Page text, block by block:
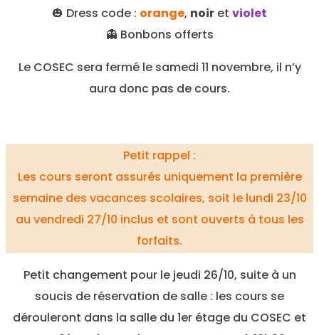
🎃 Dress code : orange, noir et violet
👻 Bonbons offerts
Le COSEC sera fermé le samedi 11 novembre, il n’y
aura donc pas de cours.
Petit rappel :
Les cours seront assurés uniquement la première
semaine des vacances scolaires, soit le lundi 23/10
au vendredi 27/10 inclus et sont ouverts à tous les
forfaits.
Petit changement pour le jeudi 26/10, suite à un
soucis de réservation de salle : les cours se
dérouleront dans la salle du 1er étage du COSEC et